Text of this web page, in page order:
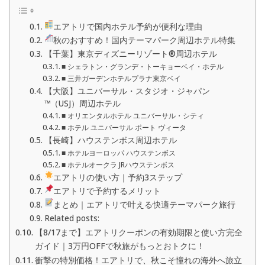
エアトリで国内ホテル予約が便利な理由
秋のおすすめ！国内テーマパーク周辺ホテル特集
【千葉】東京ディズニーリゾート®周辺ホテル
■ シェラトン・グランデ・トーキョーベイ・ホテル
■ 三井ガーデンホテルプラナ東京ベイ
【大阪】ユニバーサル・スタジオ・ジャパン
™（USJ）周辺ホテル
■ オリエンタルホテル ユニバーサル・シティ
■ ホテル ユニバーサル ポート ヴィータ
【長崎】ハウステンボス周辺ホテル
■ ホテルヨーロッパ ハウステンボス
■ ホテルオークラ JRハウステンボス
エアトリの使い方｜予約3ステップ
エアトリで予約するメリット
まとめ｜エアトリで叶える快適テーマパーク旅行
Related posts:
【8/17まで】エアトリクーポンの有効期限と使い方完全
ガイド｜3万円OFFで秋旅がもっとおトクに！
衝撃の特別価格！エアトリで、秋こそ憧れの海外へ旅立